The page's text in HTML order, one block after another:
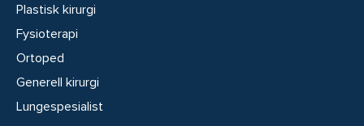
Plastisk kirurgi
Fysioterapi
Ortoped
Generell kirurgi
Lungespesialist